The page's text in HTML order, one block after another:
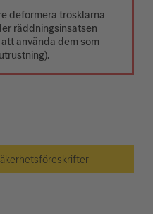
deformera trösklarna
räddningsinsatsen
använda dem som